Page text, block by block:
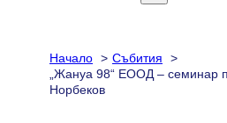
Начало
Събития
„Жануа 98“ ЕООД – семинар
Норбеков